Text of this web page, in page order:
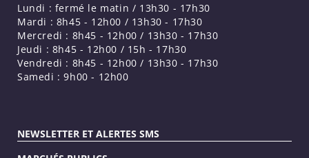
Lundi : fermé le matin / 13h30 - 17h30
Mardi : 8h45 - 12h00 / 13h30 - 17h30
Mercredi : 8h45 - 12h00 / 13h30 - 17h30
Jeudi : 8h45 - 12h00 / 15h - 17h30
Vendredi : 8h45 - 12h00 / 13h30 - 17h30
Samedi : 9h00 - 12h00
NEWSLETTER ET ALERTES SMS